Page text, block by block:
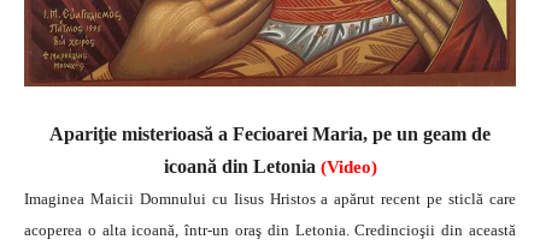
Apariţie misterioasă a Fecioarei Maria, pe un geam de
icoană din Letonia (Video)
Imaginea Maicii Domnului cu Iisus Hristos a apărut recent pe sticlă care
acoperea o alta icoană, într-un oraş din Letonia. Credincioşii din această